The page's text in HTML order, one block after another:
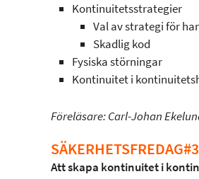
Kontinuitetsstrategier
Val av strategi för
Skadlig kod
Fysiska störningar
Kontinuitet i
Föreläsare: Carl-Johan
Att skapa kontinuitet i